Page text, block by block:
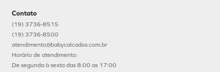
Contato
(19) 3736-8515
(19) 3736-8500
atendimento@babycalcados.com.br
Horário de atendimento:
De segunda à sexta das 8:00 as 17:00